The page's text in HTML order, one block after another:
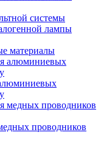
системы
лампы
материалы
проводников